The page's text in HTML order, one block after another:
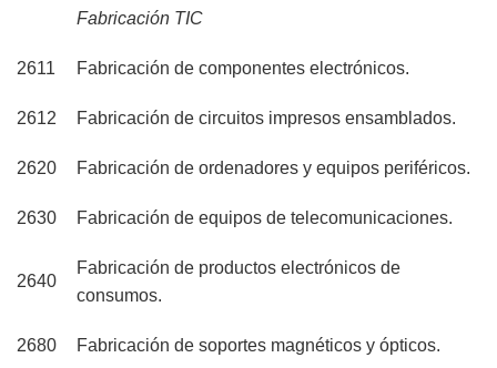
Fabricación TIC
2611 Fabricación de componentes electrónicos.
2612 Fabricación de circuitos impresos ensamblados.
2620 Fabricación de ordenadores y equipos periféricos.
2630 Fabricación de equipos de telecomunicaciones.
2640
Fabricación de productos electrónicos de
consumos.
2680 Fabricación de soportes magnéticos y ópticos.